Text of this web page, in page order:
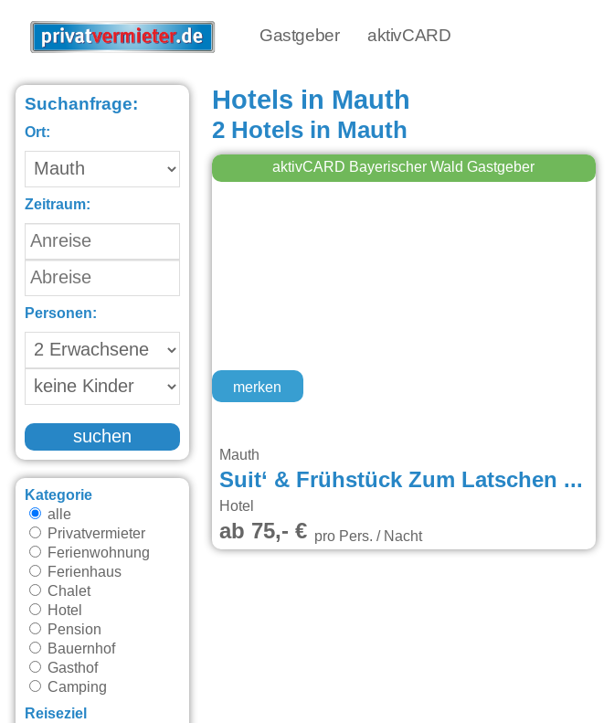
Gastgeber aktivCARD
Suchanfrage:
Ort:
Zeitraum:
Personen:
suchen
Kategorie
alle
Privatvermieter
Ferienwohnung
Ferienhaus
Chalet
Hotel
Pension
Bauernhof
Gasthof
Camping
Reiseziel
Hotels in Mauth
2 Hotels in Mauth
merken
aktivCARD Bayerischer Wald Gastgeber
Mauth
Suit‘ & Frühstück Zum Latschen (Nur Erwachsene/Adults Only, Netflix)
Hotel
ab 75,- € pro Pers. / Nacht